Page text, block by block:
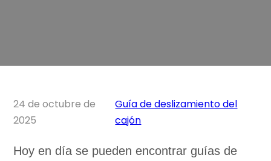
24 de octubre de
2025
Guía de deslizamiento del
cajón
Hoy en día se pueden encontrar guías de